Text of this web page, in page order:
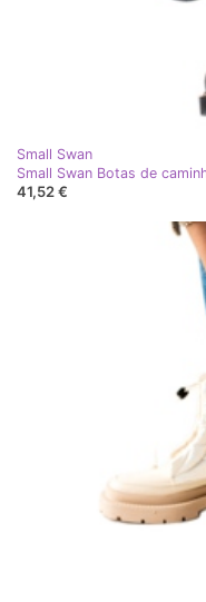
Small Swan
Small Swan Botas de
41,52 €